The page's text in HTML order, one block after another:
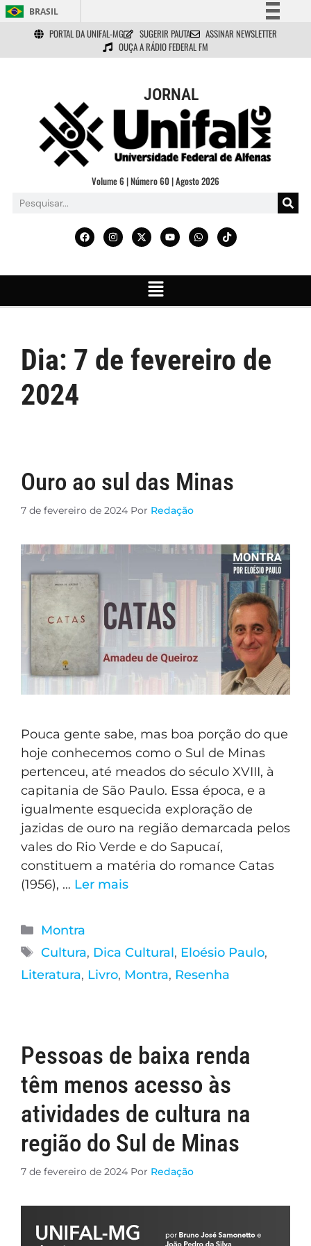
BRASIL
Simplifique!
Comunica BR
Acesso à informação
Legislação
Canais
PORTAL DA UNIFAL-MG SUGERIR PAUTA
ASSINAR NEWSLETTER
OUÇA A RÁDIO FEDERAL FM
JORNAL
Volume 6 | Número 60 | Agosto 2026
Dia: 7 de fevereiro de
2024
Ouro ao sul das Minas
7 de fevereiro de 2024 Por Redação
Pouca gente sabe, mas boa porção do que
hoje conhecemos como o Sul de Minas
pertenceu, até meados do século XVIII, à
capitania de São Paulo. Essa época, e a
igualmente esquecida exploração de
jazidas de ouro na região demarcada pelos
vales do Rio Verde e do Sapucaí,
constituem a matéria do romance Catas
(1956), … Ler mais
Montra
Cultura, Dica Cultural, Eloésio Paulo,
Literatura, Livro, Montra, Resenha
Pessoas de baixa renda
têm menos acesso às
atividades de cultura na
região do Sul de Minas
7 de fevereiro de 2024 Por Redação